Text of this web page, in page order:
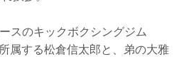
スのキックボクシングジム
属する松倉信太郎と、弟の大雅